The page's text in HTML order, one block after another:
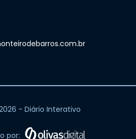
- Diário Interativo
por: